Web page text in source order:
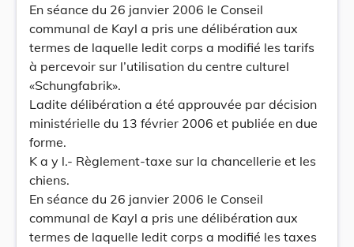
En séance du 26 janvier 2006 le Conseil
communal de Kayl a pris une délibération aux
termes de laquelle ledit corps a modifié les tarifs
à percevoir sur l’utilisation du centre culturel
«Schungfabrik».
Ladite délibération a été approuvée par décision
ministérielle du 13 février 2006 et publiée en due
forme.
K a y l.- Règlement-taxe sur la chancellerie et les
chiens.
En séance du 26 janvier 2006 le Conseil
communal de Kayl a pris une délibération aux
termes de laquelle ledit corps a modifié les taxes